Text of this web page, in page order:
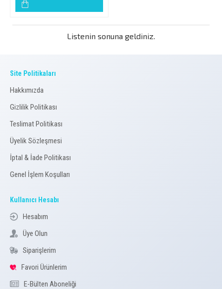
Listenin sonuna geldiniz.
Site Politikaları
Hakkımızda
Gizlilik Politikası
Teslimat Politikası
Üyelik Sözleşmesi
İptal & İade Politikası
Genel İşlem Koşulları
Kullanıcı Hesabı
Hesabım
Üye Olun
Siparişlerim
Favori Ürünlerim
E-Bülten Aboneliği